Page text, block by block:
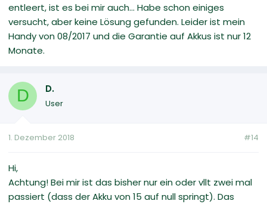
entleert, ist es bei mir auch... Habe schon einiges
versucht, aber keine Lösung gefunden. Leider ist mein
Handy von 08/2017 und die Garantie auf Akkus ist nur 12
Monate.
D D.
User
1. Dezember 2018 #14
Hi,
Achtung! Bei mir ist das bisher nur ein oder vllt zwei mal
passiert (dass der Akku von 15 auf null springt). Das